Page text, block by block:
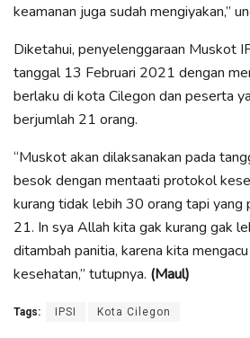
keamanan juga sudah mengiyakan,”
Diketahui, penyelenggaraan Muskot
tanggal 13 Februari 2021 dengan
berlaku di kota Cilegon dan peserta
berjumlah 21 orang.
“Muskot akan dilaksanakan pada
besok dengan mentaati protokol
kurang tidak lebih 30 orang tapi yang
21. In sya Allah kita gak kurang gak
ditambah panitia, karena kita
kesehatan,” tutupnya. (Maul)
Tags: IPSI Kota Cilegon